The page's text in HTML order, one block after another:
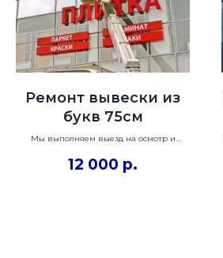
Ремонт вывески из
букв 75см
Мы выполняем выезд на осмотр и
подмосковье. При необходимости
делаем демонтаж и работы в цеху, с
12 000 р.